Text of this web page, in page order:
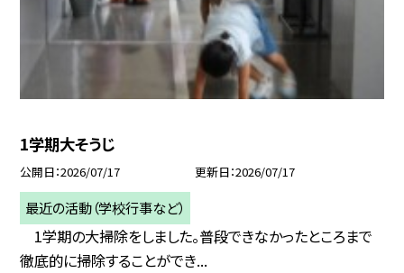
1学期大そうじ
公開日 2026/07/17 更新日 2026/07/17
最近の活動（学校行事など）
1学期の大掃除をしました。普段できなかったところまで
徹底的に掃除することができ...